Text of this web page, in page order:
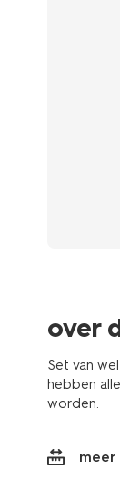
over
Set van
hebben
worden.